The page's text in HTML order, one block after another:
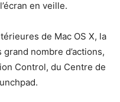
en veille.
de Mac OS X, la
nombre d’actions,
Control, du Centre de